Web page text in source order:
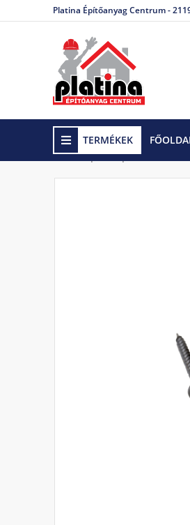
Platina Építőanyag Centrum -
TERMÉKEK
Kezdőlap Gipszkarton